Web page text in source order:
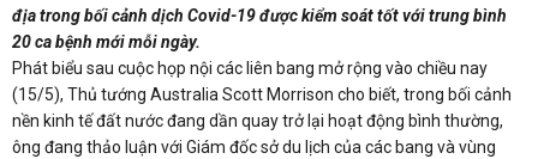
địa trong bối cảnh dịch Covid-19 được kiểm soát tốt với trung bình
20 ca bệnh mới mỗi ngày.
Phát biểu sau cuộc họp nội các liên bang mở rộng vào chiều nay
(15/5), Thủ tướng Australia Scott Morrison cho biết, trong bối cảnh
nền kinh tế đất nước đang dần quay trở lại hoạt động bình thường,
ông đang thảo luận với Giám đốc sở du lịch của các bang và vùng